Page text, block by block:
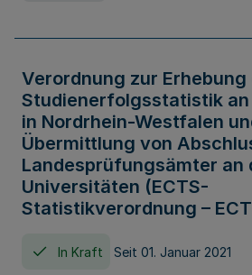
Verordnung zur Erhebung
Studienerfolgsstatistik an
in Nordrhein-Westfalen
Übermittlung von
Landesprüfungsämter an
Universitäten (ECTS-
Statistikverordnung –
In Kraft Seit 01. Januar 2021